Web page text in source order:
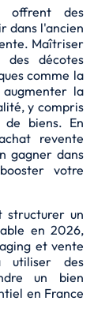
offrent des
dans l'ancien
Maîtriser
des décotes
comme la
la
y compris
biens. En
revente
gagner dans
votre
structurer un
en 2026,
et vente
utiliser des
un bien
en France